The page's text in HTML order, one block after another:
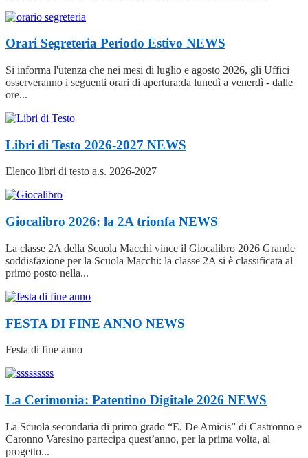
Orari Segreteria Periodo Estivo NEWS
Si informa l'utenza che nei mesi di luglio e agosto 2026, gli Uffici
osserveranno i seguenti orari di apertura:da lunedì a venerdì - dalle
ore...
Libri di Testo 2026-2027 NEWS
Elenco libri di testo a.s. 2026-2027
Giocalibro 2026: la 2A trionfa NEWS
La classe 2A della Scuola Macchi vince il Giocalibro 2026 Grande
soddisfazione per la Scuola Macchi: la classe 2A si è classificata al
primo posto nella...
FESTA DI FINE ANNO NEWS
Festa di fine anno
La Cerimonia: Patentino Digitale 2026 NEWS
La Scuola secondaria di primo grado “E. De Amicis” di Castronno e
Caronno Varesino partecipa quest’anno, per la prima volta, al
progetto...